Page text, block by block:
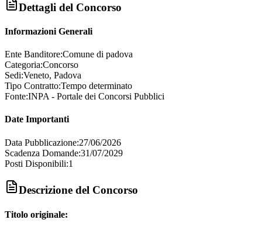
Dettagli del Concorso
Informazioni Generali
Ente Banditore:Comune di padova
Categoria:Concorso
Sedi:Veneto, Padova
Tipo Contratto:Tempo determinato
Fonte:INPA - Portale dei Concorsi Pubblici
Date Importanti
Data Pubblicazione:27/06/2026
Scadenza Domande:31/07/2029
Posti Disponibili:1
Descrizione del Concorso
Titolo originale: